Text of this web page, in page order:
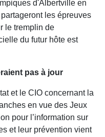
d'Albertville en
les épreuves
le tremplin de
du futur hôte est
pas à jour
et le CIO concernant la
en vue des Jeux
pour l’information sur
et leur prévention vient